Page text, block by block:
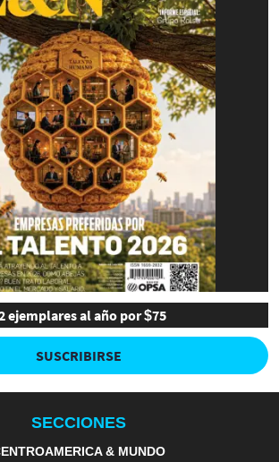
ejemplares al año por $75
SUSCRIBIRSE
SECCIONES
& MUNDO